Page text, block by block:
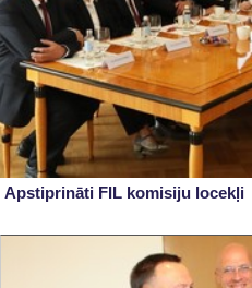
Apstiprināti FIL komisiju locekļi